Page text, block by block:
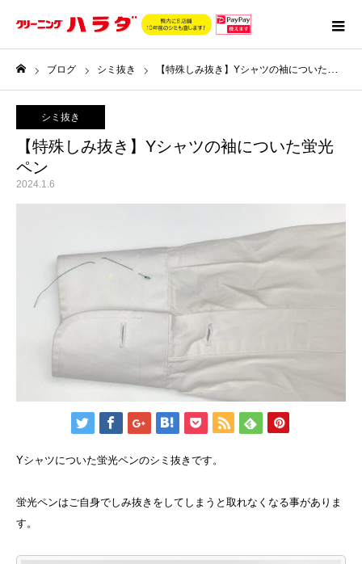
ブログ シミ抜き 【特殊しみ抜き】Yシャツの袖についた蛍光ペン
シミ抜き
【特殊しみ抜き】Yシャツの袖についた蛍光
ペン
2024.1.6
Yシャツについた蛍光ペンのシミ抜きです。
蛍光ペンはご自身でしみ抜きをしてしまうと取れなくなる事がありま
す。